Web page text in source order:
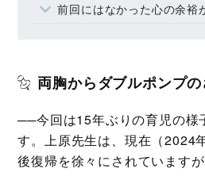
前回にはなかった心の余裕が
両胸からダブルポンプ
──今回は15年ぶりの育児の様
す。上原先生は、現在（2024
後復帰を徐々にされています